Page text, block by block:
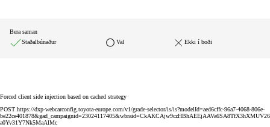
Bera saman
Staðalbúnaður
Val Ekki í boði
Forced client side injection based on cached strategy
POST https://dxp-webcarconfig.toyota-europe.com/v1/grade-selector/is/is?modelId=aed6cffc-96a7-4068-806e-
a0Yv31Y7Nk5MaAlMc